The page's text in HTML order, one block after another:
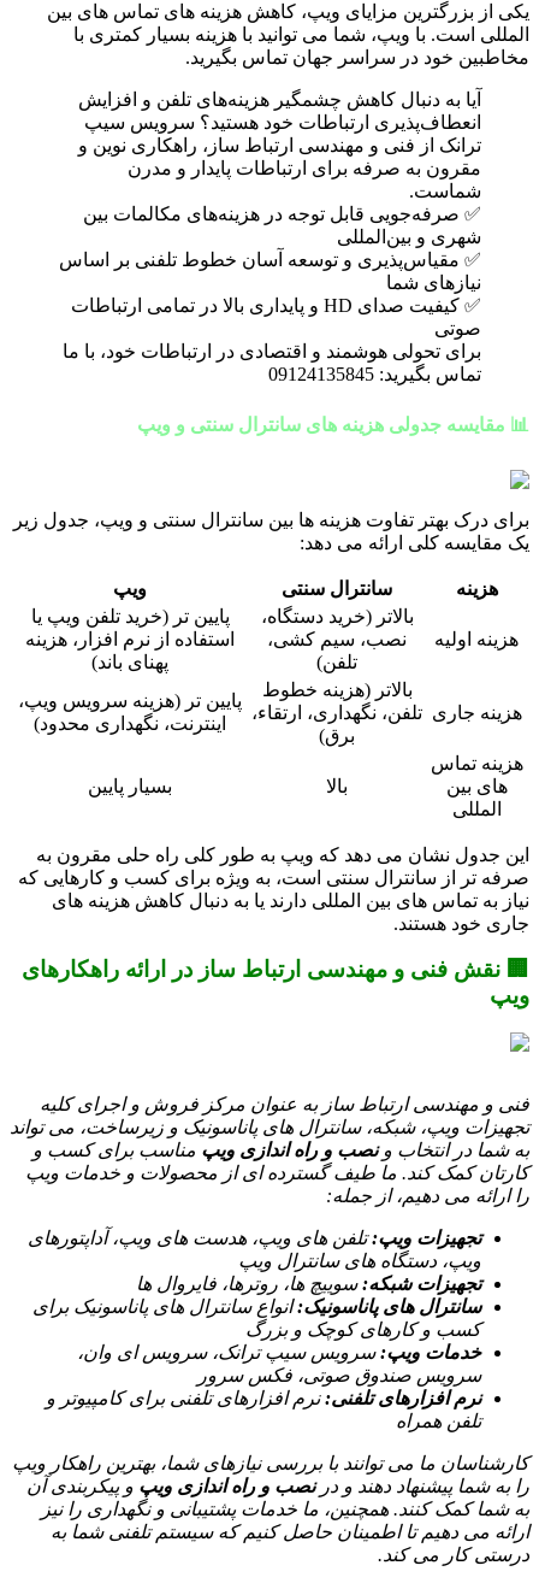
یکی از بزرگترین مزایای ویپ، کاهش هزینه های تماس های بین
المللی است. با ویپ، شما می توانید با هزینه بسیار کمتری با
مخاطبین خود در سراسر جهان تماس بگیرید.
آیا به دنبال کاهش چشمگیر هزینه‌های تلفن و افزایش
انعطاف‌پذیری ارتباطات خود هستید؟ سرویس سیپ
ترانک از فنی و مهندسی ارتباط ساز، راهکاری نوین و
مقرون به صرفه برای ارتباطات پایدار و مدرن
شماست.
✅ صرفه‌جویی قابل توجه در هزینه‌های مکالمات بین
شهری و بین‌المللی
✅ مقیاس‌پذیری و توسعه آسان خطوط تلفنی بر اساس
نیازهای شما
✅ کیفیت صدای HD و پایداری بالا در تمامی ارتباطات
صوتی
برای تحولی هوشمند و اقتصادی در ارتباطات خود، با ما
تماس بگیرید: 09124135845
📊 مقایسه جدولی هزینه های سانترال سنتی و ویپ
برای درک بهتر تفاوت هزینه ها بین سانترال سنتی و ویپ، جدول زیر
یک مقایسه کلی ارائه می دهد:
هزینه سانترال سنتی ویپ
هزینه اولیه
بالاتر (خرید دستگاه،
نصب، سیم کشی،
تلفن)
پایین تر (خرید تلفن ویپ یا
استفاده از نرم افزار، هزینه
پهنای باند)
هزینه جاری
بالاتر (هزینه خطوط
تلفن، نگهداری، ارتقاء،
برق)
پایین تر (هزینه سرویس ویپ،
اینترنت، نگهداری محدود)
هزینه تماس
های بین
المللی
بالا بسیار پایین
این جدول نشان می دهد که ویپ به طور کلی راه حلی مقرون به
صرفه تر از سانترال سنتی است، به ویژه برای کسب و کارهایی که
نیاز به تماس های بین المللی دارند یا به دنبال کاهش هزینه های
جاری خود هستند.
🏢 نقش فنی و مهندسی ارتباط ساز در ارائه راهکارهای
ویپ
فنی و مهندسی ارتباط ساز به عنوان مرکز فروش و اجرای کلیه
تجهیزات ویپ، شبکه، سانترال های پاناسونیک و زیرساخت، می تواند
به شما در انتخاب ونصب و راه اندازی ویپ مناسب برای کسب و
کارتان کمک کند. ما طیف گسترده ای از محصولات و خدمات ویپ
را ارائه می دهیم، از جمله:
تجهیزات ویپ:تلفن های ویپ، هدست های ویپ، آداپتورهای
ویپ، دستگاه های سانترال ویپ
تجهیزات شبکه:سوییچ ها، روترها، فایروال ها
سانترال های پاناسونیک:انواع سانترال های پاناسونیک برای
کسب و کارهای کوچک و بزرگ
خدمات ویپ:سرویس سیپ ترانک، سرویس ای وان،
سرویس صندوق صوتی، فکس سرور
نرم افزارهای تلفنی:نرم افزارهای تلفنی برای کامپیوتر و
تلفن همراه
کارشناسان ما می توانند با بررسی نیازهای شما، بهترین راهکار ویپ
را به شما پیشنهاد دهند و درنصب و راه اندازی ویپ و پیکربندی آن
به شما کمک کنند. همچنین، ما خدمات پشتیبانی و نگهداری را نیز
ارائه می دهیم تا اطمینان حاصل کنیم که سیستم تلفنی شما به
درستی کار می کند.